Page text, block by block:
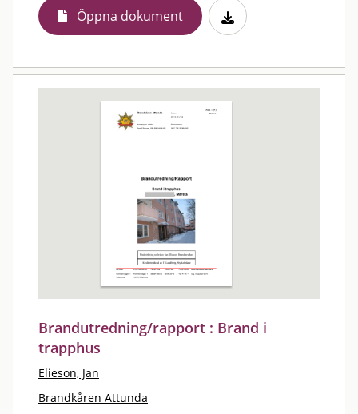
Öppna dokument
Brandutredning/rapport : Brand i
trapphus
Elieson, Jan
Brandkåren Attunda